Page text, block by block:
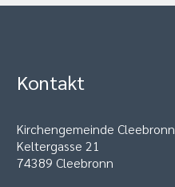
Kontakt
Kirchengemeinde Cleebronn
Keltergasse 21
74389 Cleebronn